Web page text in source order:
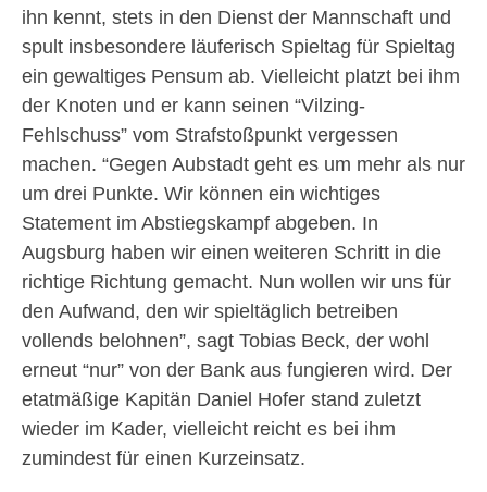
ihn kennt, stets in den Dienst der Mannschaft und
spult insbesondere läuferisch Spieltag für Spieltag
ein gewaltiges Pensum ab. Vielleicht platzt bei ihm
der Knoten und er kann seinen “Vilzing-
Fehlschuss” vom Strafstoßpunkt vergessen
machen. “Gegen Aubstadt geht es um mehr als nur
um drei Punkte. Wir können ein wichtiges
Statement im Abstiegskampf abgeben. In
Augsburg haben wir einen weiteren Schritt in die
richtige Richtung gemacht. Nun wollen wir uns für
den Aufwand, den wir spieltäglich betreiben
vollends belohnen”, sagt Tobias Beck, der wohl
erneut “nur” von der Bank aus fungieren wird. Der
etatmäßige Kapitän Daniel Hofer stand zuletzt
wieder im Kader, vielleicht reicht es bei ihm
zumindest für einen Kurzeinsatz.